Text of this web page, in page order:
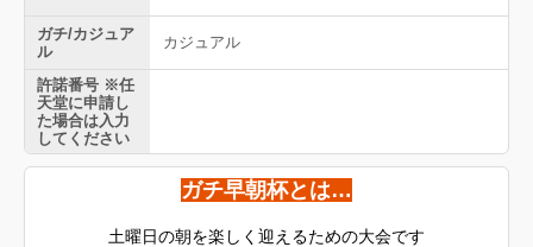
ガチ/カジュア
ル
カジュアル
許諾番号 ※任
天堂に申請し
た場合は入力
してください
ガチ早朝杯とは…
土曜日の朝を楽しく迎えるための大会です